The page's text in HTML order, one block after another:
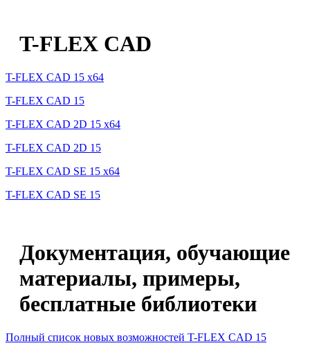
T-FLEX CAD
T-FLEX CAD 15 x64
T-FLEX CAD 15
T-FLEX CAD 2D 15 x64
T-FLEX CAD 2D 15
T-FLEX CAD SE 15 x64
T-FLEX CAD SE 15
Документация, обучающие
материалы, примеры,
бесплатные библиотеки
Полный список новых возможностей T-FLEX CAD 15